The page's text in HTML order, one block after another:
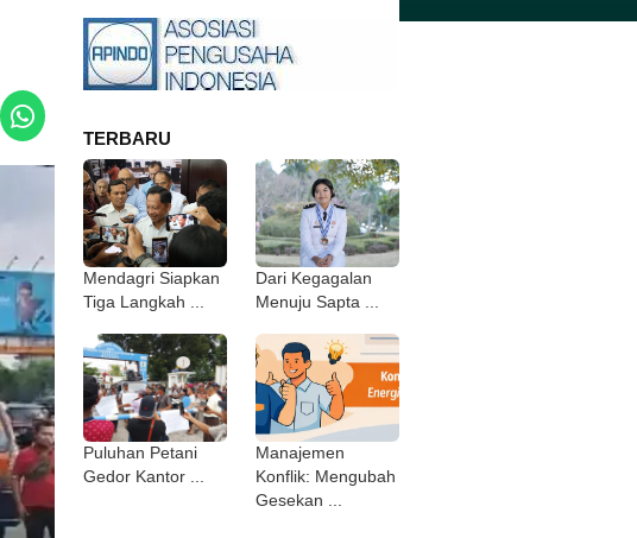
TERBARU
Mendagri Siapkan
Tiga Langkah ...
Dari Kegagalan
Menuju Sapta ...
Puluhan Petani
Gedor Kantor ...
Manajemen
Konflik: Mengubah
Gesekan ...